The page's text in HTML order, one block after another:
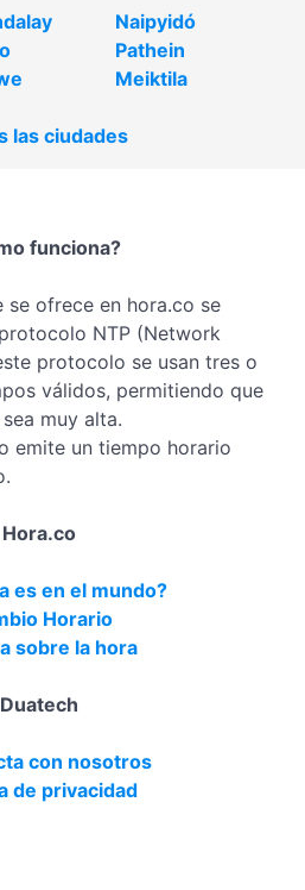
Naipyidó
Pathein
Meiktila
las ciudades
funciona?
se ofrece en hora.co se
NTP (Network
protocolo se usan tres o
válidos, permitiendo que
muy alta.
emite un tiempo horario
Hora.co
es en el mundo?
Horario
sobre la hora
Duatech
con nosotros
de privacidad